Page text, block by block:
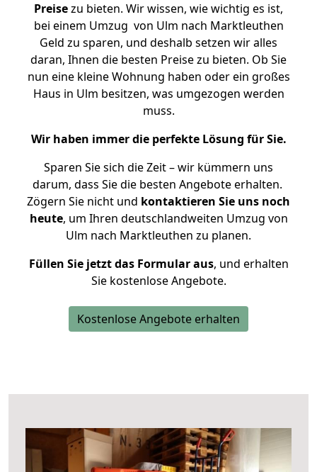
Preisezu bieten. Wir wissen, wie wichtig es ist,
bei einem Umzug von Ulm nach Marktleuthen
Geld zu sparen, und deshalb setzen wir alles
daran, Ihnen die besten Preise zu bieten. Ob Sie
nun eine kleine Wohnung haben oder ein großes
Haus in Ulm besitzen, was umgezogen werden
muss.
Wir haben immer die perfekte Lösung für Sie.
Sparen Sie sich die Zeit – wir kümmern uns
darum, dass Sie die besten Angebote erhalten.
Zögern Sie nicht und kontaktieren Sie uns noch
heute, um Ihren deutschlandweiten Umzug von
Ulm nach Marktleuthen zu planen.
Füllen Sie jetzt das Formular aus, und erhalten
Sie kostenlose Angebote.
Kostenlose Angebote erhalten